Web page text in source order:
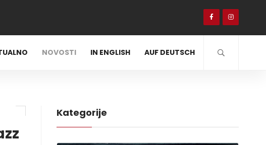
NOVOSTI IN ENGLISH AUF DEUTSCH
Kategorije